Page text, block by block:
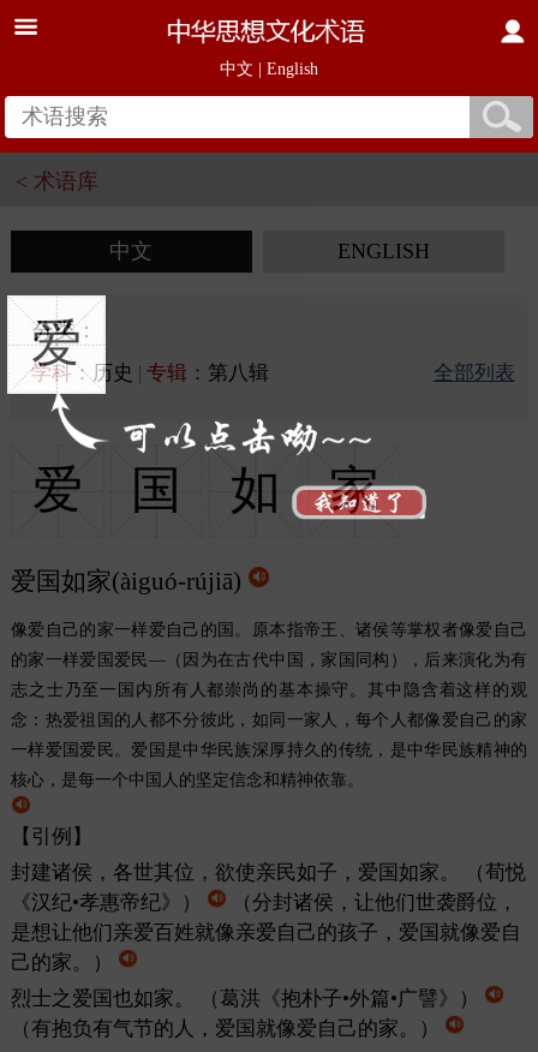
中文 English
爱
< 术语库
中文 ENGLISH
分类：
学科：历史 专辑： 第八辑 全部列表
爱 国 如 家
爱国如家(àiguó-rújiā)
像爱自己的家一样爱自己的国。原本指帝王、诸侯等掌权者像爱自己
的家一样爱国爱民—（ 因为在古代中国，家国同构），后来演化为有
志之士乃至一国内所有人都崇尚的基本操守。其中隐含着这样的观
念：热爱祖国的人都不分彼此，如同一家人，每个人都像爱自己的家
一样爱国爱民。爱国是中华民族深厚持久的传统，是中华民族精神的
核心，是每一个中国人的坚定信念和精神依靠。
【引例】
封建诸侯，各世其位，欲使亲民如子，爱国如家。
（荀悦
《汉纪•孝惠帝纪》）
（分封诸侯，让他们世袭爵位，
是想让他们亲爱百姓就像亲爱自己的孩子，爱国就像爱自
己的家。）
烈士之爱国也如家。
（葛洪《抱朴子•外篇•广譬》）
（有抱负有气节的人，爱国就像爱自己的家。）